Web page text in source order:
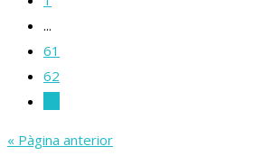
...
61
62
« Pàgina anterior